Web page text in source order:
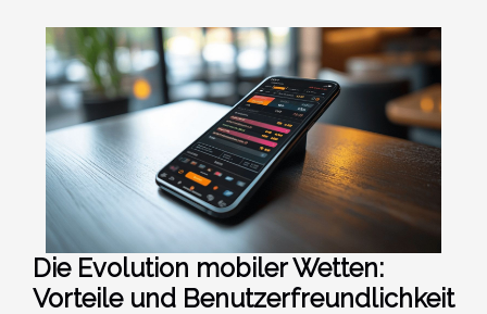
Die Evolution mobiler Wetten:
Vorteile und Benutzerfreundlichkeit